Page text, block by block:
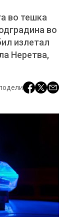
во тешка
во
излетал
Неретва,